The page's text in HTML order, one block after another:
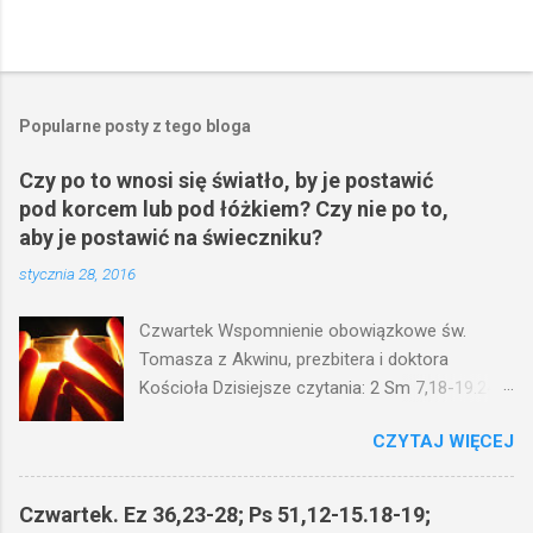
Popularne posty z tego bloga
Czy po to wnosi się światło, by je postawić
pod korcem lub pod łóżkiem? Czy nie po to,
aby je postawić na świeczniku?
stycznia 28, 2016
Czwartek Wspomnienie obowiązkowe św.
Tomasza z Akwinu, prezbitera i doktora
Kościoła Dzisiejsze czytania: 2 Sm 7,18-19.24-
(Mk 4,21-25) Jezus mówił ludowi: Czy po to
wnosi się światło, by je postawić pod korcem
lub pod łóżkiem? Czy nie po to, aby je postawić
CZYTAJ WIĘCEJ
Czwartek. Ez 36,23-28; Ps 51,12-15.18-19;